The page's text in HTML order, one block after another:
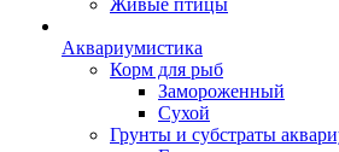
Живые птицы
Аквариумистика
Корм для рыб
Замороженный
Сухой
Грунты и субстраты